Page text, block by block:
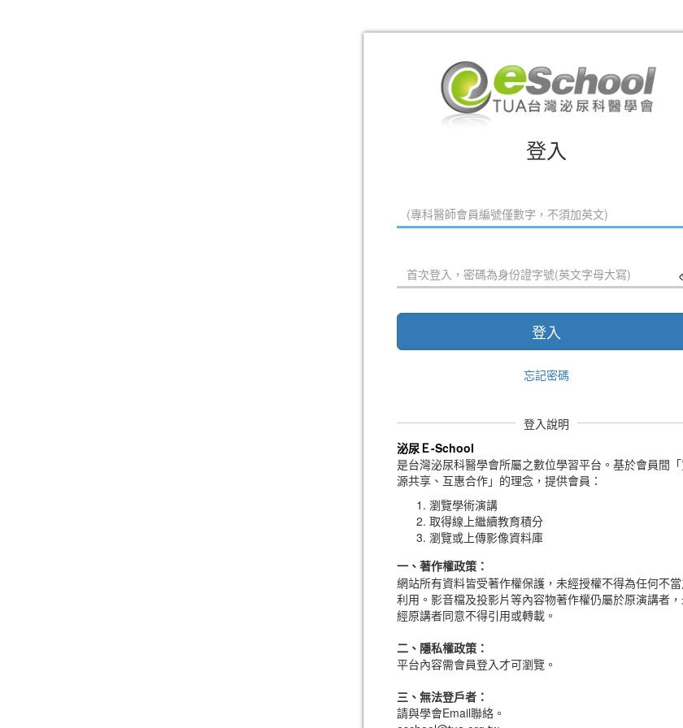
登入
登入
忘記密碼
登入說明
泌尿Ｅ-School
是台灣泌尿科醫學會所屬之數位學習平台。 基於會員間
源共享、互惠合作」的理念，提供會員：
瀏覽學術演講
取得線上繼續教育積分
瀏覽或上傳影像資料庫
一、 著作權政策 ：
網站所有資料皆受著作權保護，未經授權不得為任何不當
利用。影音檔及投影片等內容物著作權仍屬於原演講者
經原講者同意不得引用或轉載。
二、隱私權政策：
平台內容需會員登入才可瀏覽。
三、無法登戶者：
請與學會Email聯絡。